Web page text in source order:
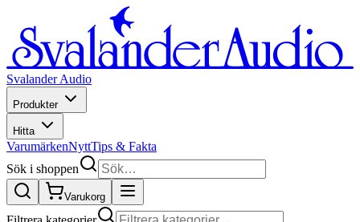
Svalander Audio
Produkter
Hitta
VarumärkenNyttTips & Fakta
Sök i shoppen
Varukorg